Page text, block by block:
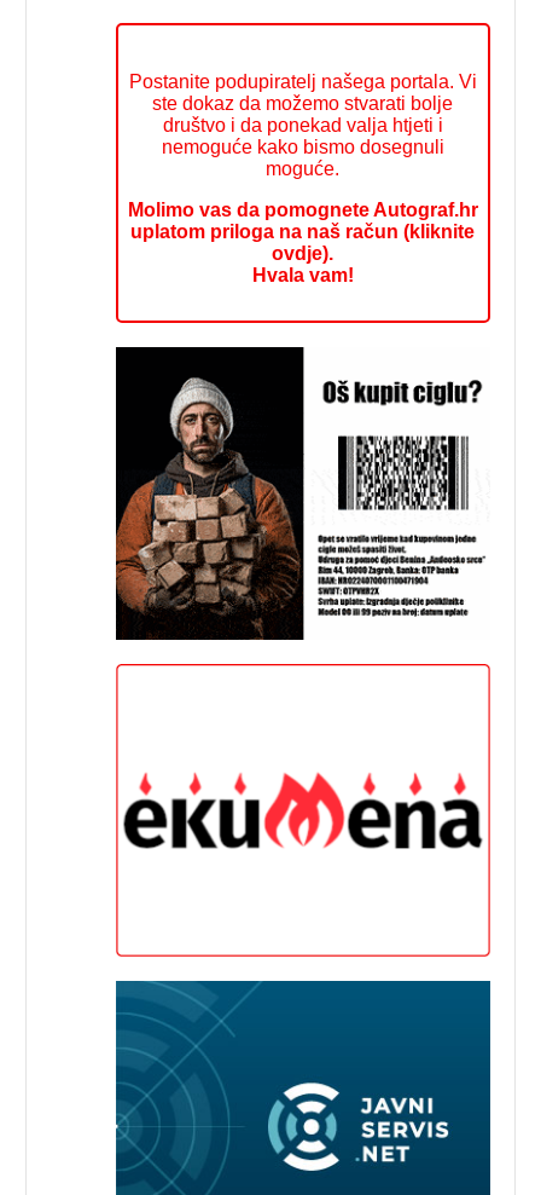
Postanite podupiratelj našega portala. Vi
ste dokaz da možemo stvarati bolje
društvo i da ponekad valja htjeti i
nemoguće kako bismo dosegnuli
moguće.
Molimo vas da pomognete Autograf.hr
uplatom priloga na naš račun (kliknite
ovdje).
Hvala vam!